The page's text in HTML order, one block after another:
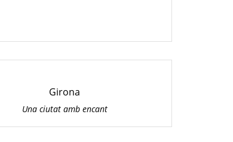
Girona
Una ciutat amb encant